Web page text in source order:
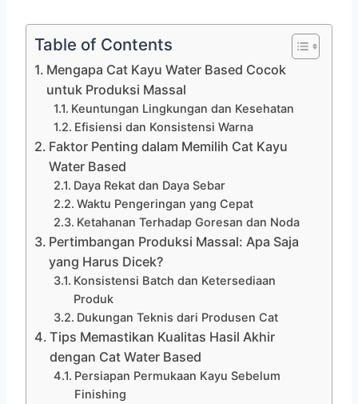
Table of Contents
Mengapa Cat Kayu Water Based Cocok
untuk Produksi Massal
Keuntungan Lingkungan dan Kesehatan
Efisiensi dan Konsistensi Warna
Faktor Penting dalam Memilih Cat Kayu
Water Based
Daya Rekat dan Daya Sebar
Waktu Pengeringan yang Cepat
Ketahanan Terhadap Goresan dan Noda
Pertimbangan Produksi Massal: Apa Saja
yang Harus Dicek?
Konsistensi Batch dan Ketersediaan
Produk
Dukungan Teknis dari Produsen Cat
Tips Memastikan Kualitas Hasil Akhir
dengan Cat Water Based
Persiapan Permukaan Kayu Sebelum
Finishing